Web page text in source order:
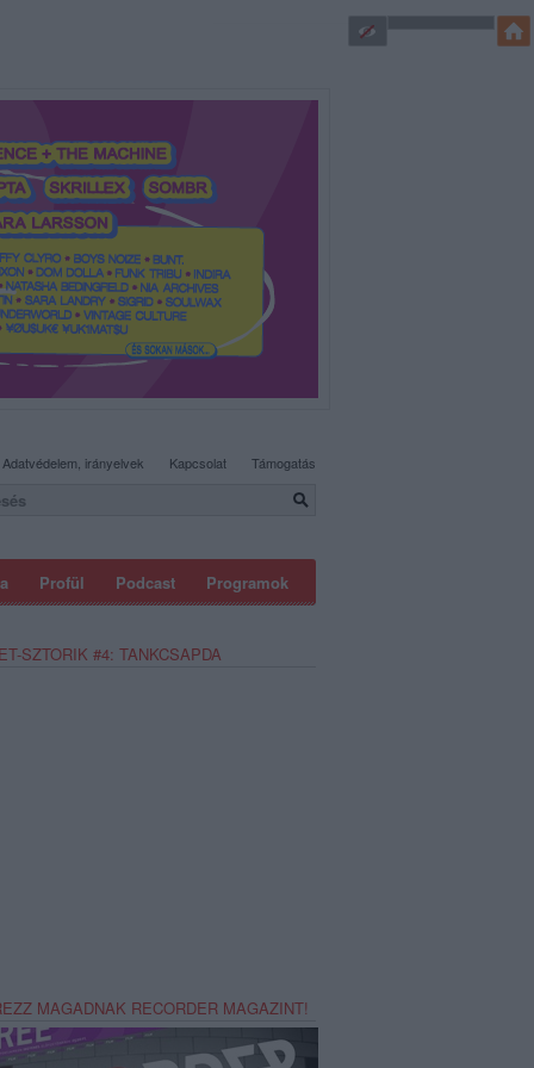
Profül Podcast Programok
Adatvédelem, irányelvek Kapcsolat Támogatás
SZTORIK #4: TANKCSAPDA
MAGADNAK RECORDER MAGAZINT!
SÜTI BEÁLLÍTÁSOK MÓDOSÍTÁSA